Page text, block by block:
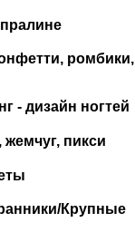
ромбики,
- дизайн ногтей
пикси
Крупные